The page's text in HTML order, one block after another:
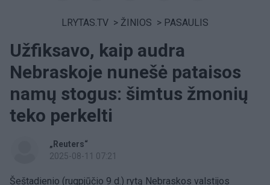
LRYTAS.TV > ŽINIOS > PASAULIS
Užfiksavo, kaip audra
Nebraskoje nunešė pataisos
namų stogus: šimtus žmonių
teko perkelti
„Reuters“
2025-08-11 07:21
Šeštadienio (rugpjūčio 9 d.) rytą Nebraskos valstijos